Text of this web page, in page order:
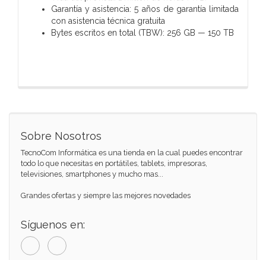
Garantía y asistencia: 5 años de garantía limitada
con asistencia técnica gratuita
Bytes escritos en total (TBW): 256 GB — 150 TB
Sobre Nosotros
TecnoCom Informática es una tienda en la cual puedes encontrar
todo lo que necesitas en portátiles, tablets, impresoras,
televisiones, smartphones y mucho mas...
Grandes ofertas y siempre las mejores novedades
Síguenos en: